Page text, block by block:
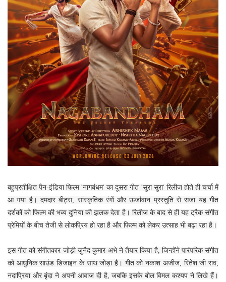
बहुप्रतीक्षित पैन-इंडिया फिल्म 'नागबंधम' का दूसरा गीत 'सुरा सुरा' रिलीज होते ही चर्चा में
आ गया है। दमदार बीट्स, सांस्कृतिक रंगों और ऊर्जावान प्रस्तुति से सजा यह गीत
दर्शकों को फिल्म की भव्य दुनिया की झलक देता है। रिलीज के बाद से ही यह ट्रैक संगीत
प्रेमियों के बीच तेजी से लोकप्रिय हो रहा है और फिल्म को लेकर उत्साह भी बढ़ा रहा है।
इस गीत को संगीतकार जोड़ी जुनैद कुमार-अभे ने तैयार किया है, जिन्होंने पारंपरिक संगीत
को आधुनिक साउंड डिजाइन के साथ जोड़ा है। गीत को नकाश अजीज, रितेश जी राव,
नदाप्रिया और बृंदा ने अपनी आवाज दी है, जबकि इसके बोल विमल कश्यप ने लिखे हैं।